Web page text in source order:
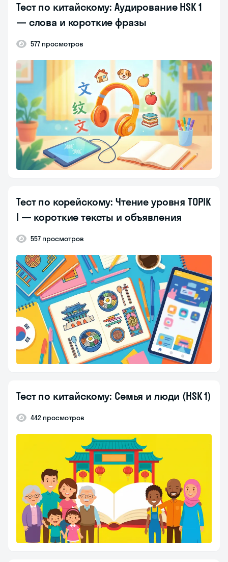
Тест по китайскому: Аудирование HSK 1
— слова и короткие фразы
577 просмотров
Тест по корейскому: Чтение уровня TOPIK
I — короткие тексты и объявления
557 просмотров
Тест по китайскому: Семья и люди (HSK 1)
442 просмотров